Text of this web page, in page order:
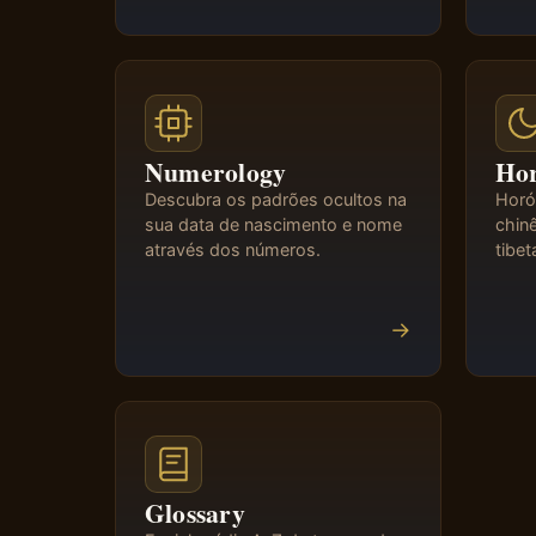
Numerology
Descubra os padrões ocultos na
sua data de nascimento e nome
através dos números.
→
Glossary